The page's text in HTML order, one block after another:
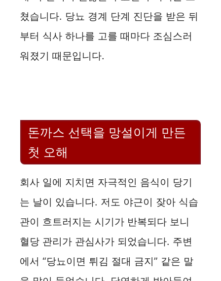
쳤습니다. 당뇨 경계 단계 진단을 받은 뒤
부터 식사 하나를 고를 때마다 조심스러
워졌기 때문입니다.
돈까스 선택을 망설이게 만든
첫 오해
회사 일에 지치면 자극적인 음식이 당기
는 날이 있습니다. 저도 야근이 잦아 식습
관이 흐트러지는 시기가 반복되다 보니
혈당 관리가 관심사가 되었습니다. 주변
에서 “당뇨이면 튀김 절대 금지” 같은 말